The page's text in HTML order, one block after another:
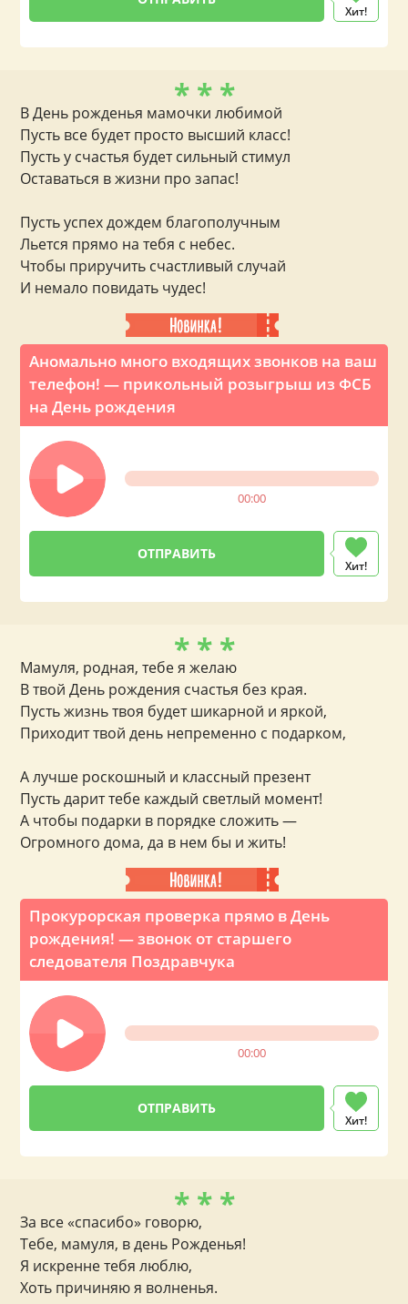
Хит!
Аномально много входящих звонков на ваш
телефон! — прикольный розыгрыш из ФСБ
на День рождения
00:00
Хит!
* * *
В День рожденья мамочки любимой
Пусть все будет просто высший класс!
Пусть у счастья будет сильный стимул
Оставаться в жизни про запас!
Пусть успех дождем благополучным
Льется прямо на тебя с небес.
Чтобы приручить счастливый случай
И немало повидать чудес!
Прокурорская проверка прямо в День
рождения! — звонок от старшего
следователя Поздравчука
00:00
Хит!
* * *
Мамуля, родная, тебе я желаю
В твой День рождения счастья без края.
Пусть жизнь твоя будет шикарной и яркой,
Приходит твой день непременно с подарком,
А лучше роскошный и классный презент
Пусть дарит тебе каждый светлый момент!
А чтобы подарки в порядке сложить —
Огромного дома, да в нем бы и жить!
* * *
За все «спасибо» говорю,
Тебе, мамуля, в день Рожденья!
Я искренне тебя люблю,
Хоть причиняю я волненья.